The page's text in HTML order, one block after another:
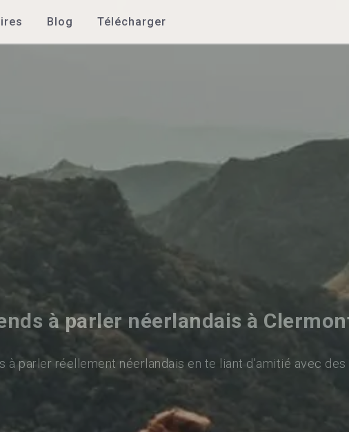
Blog Télécharger
à parler néerlandais à
à parler réellement néerlandais en te liant d'amitié avec